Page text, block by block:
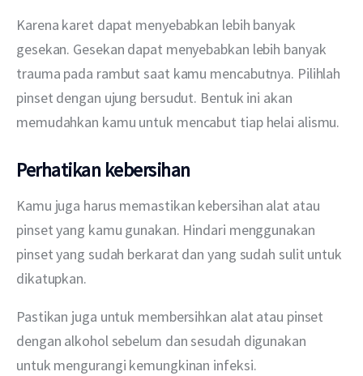
Karena karet dapat menyebabkan lebih banyak
gesekan. Gesekan dapat menyebabkan lebih banyak
trauma pada rambut saat kamu mencabutnya. Pilihlah
pinset dengan ujung bersudut. Bentuk ini akan
memudahkan kamu untuk mencabut tiap helai alismu.
Perhatikan kebersihan
Kamu juga harus memastikan kebersihan alat atau
pinset yang kamu gunakan. Hindari menggunakan
pinset yang sudah berkarat dan yang sudah sulit untuk
dikatupkan.
Pastikan juga untuk membersihkan alat atau pinset
dengan alkohol sebelum dan sesudah digunakan
untuk mengurangi kemungkinan infeksi.